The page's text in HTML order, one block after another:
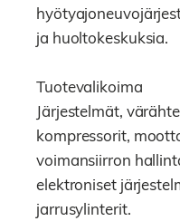
ja huoltokeskuksia.
Tuotevalikoima
Järjestelmät,
kompressorit,
voimansiirron
elektroniset
jarrusylinterit.